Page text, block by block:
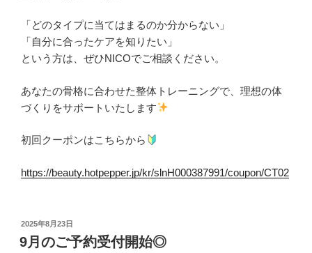
「どのタイプに当てはまるのか分からない」
「自分に合ったケアを知りたい」
という方は、ぜひNICOでご相談ください。
あなたの骨格に合わせた整体トレーニングで、理想の体
づくりをサポートいたします
初回クーポンはこちらから
https://beauty.hotpepper.jp/kr/slnH000387991/coupon/CT02
投
稿
日:
2025年8月23日
9月のご予約受付開始◎